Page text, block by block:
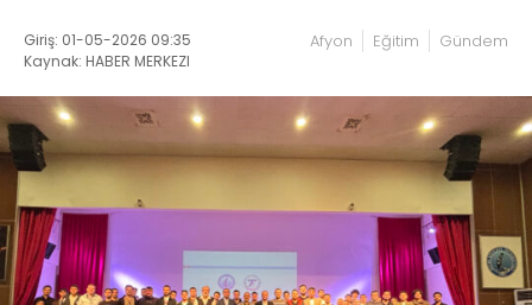
Giriş: 01-05-2026 09:35
Kaynak: HABER MERKEZI
Afyon Eğitim Gündem